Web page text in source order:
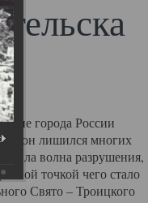
города России
он лишился многих
волна разрушения,
точкой чего стало
Свято – Троицкого